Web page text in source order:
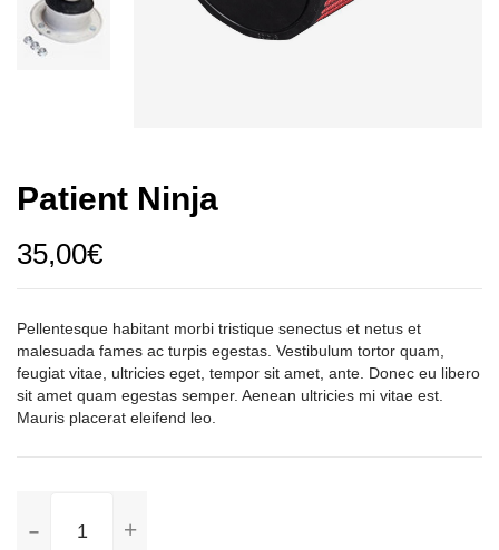
Patient Ninja
35,00€
Pellentesque habitant morbi tristique senectus et netus et
malesuada fames ac turpis egestas. Vestibulum tortor quam,
feugiat vitae, ultricies eget, tempor sit amet, ante. Donec eu libero
sit amet quam egestas semper. Aenean ultricies mi vitae est.
Mauris placerat eleifend leo.
Ninja